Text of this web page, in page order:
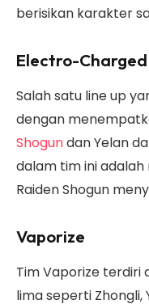
berisikan karakter
Electro-Charged
Salah satu line up
dengan
Shogundan Yelan
dalam tim ini
Raiden Shogun
Vaporize
Tim Vaporize
lima seperti Zhongli,